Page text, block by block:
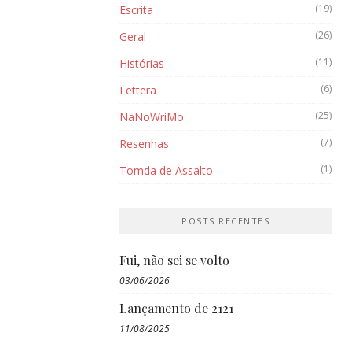
Escrita (19)
Geral (26)
Histórias (11)
Lettera (6)
NaNoWriMo (25)
Resenhas (7)
Tomda de Assalto (1)
POSTS RECENTES
Fui, não sei se volto
03/06/2026
Lançamento de 2121
11/08/2025